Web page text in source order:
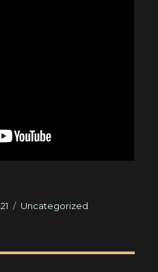
Kategorien
Uncategorized